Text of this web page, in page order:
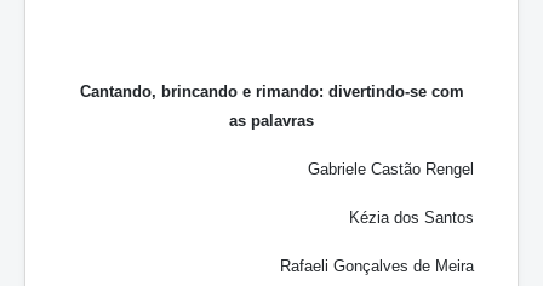
Cantando, brincando e rimando: divertindo-se com
as palavras
Gabriele Castão Rengel
Kézia dos Santos
Rafaeli Gonçalves de Meira